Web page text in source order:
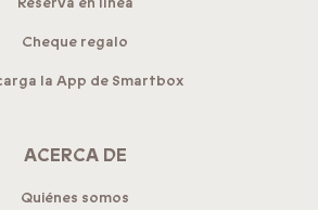
Cheque regalo
la App de Smartbox
ACERCA DE
Quiénes somos